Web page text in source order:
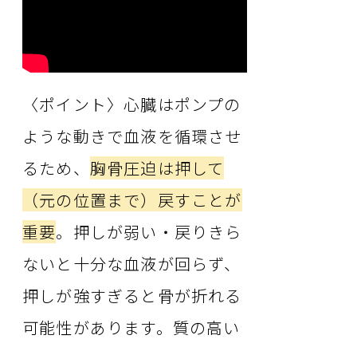
〈ポイント〉心臓はポンプの
ような動きで血液を循環させ
るため、 胸骨圧迫は押して
（元の位置まで）戻すことが
重要。押しが弱い・戻りきら
ないと十分な血液が回らず、
押しが強すぎると骨が折れる
可能性があります。質の高い